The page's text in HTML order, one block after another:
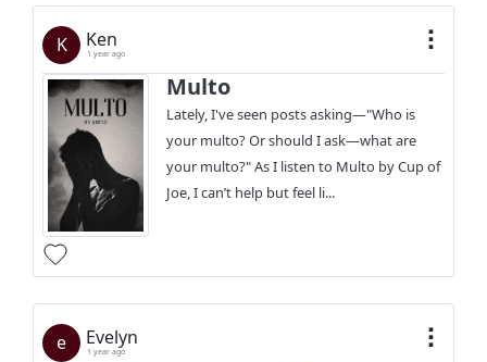
K Ken
1 year ago
Multo
Lately, I've seen posts asking—"Who is
your multo? Or should I ask—what are
your multo?" As I listen to Multo by Cup of
Joe, I can’t help but feel li...
e Evelyn
1 year ago